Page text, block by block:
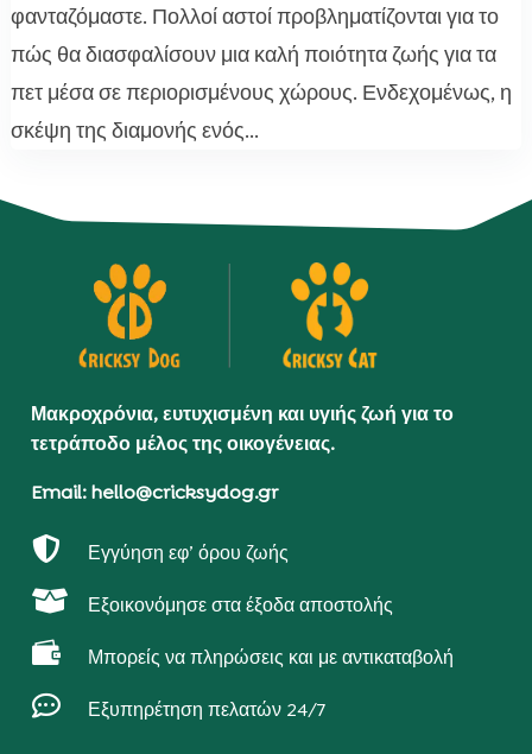
φανταζόμαστε. Πολλοί αστοί προβληματίζονται για το
πώς θα διασφαλίσουν μια καλή ποιότητα ζωής για τα
πετ μέσα σε περιορισμένους χώρους. Ενδεχομένως, η
σκέψη της διαμονής ενός...
Μακροχρόνια, ευτυχισμένη και υγιής ζωή για το
τετράποδο μέλος της οικογένειας.
Email: hello@cricksydog.gr
 Εγγύηση εφ’ όρου ζωής
 Εξοικονόμησε στα έξοδα αποστολής
 Μπορείς να πληρώσεις και με αντικαταβολή
 Εξυπηρέτηση πελατών 24/7